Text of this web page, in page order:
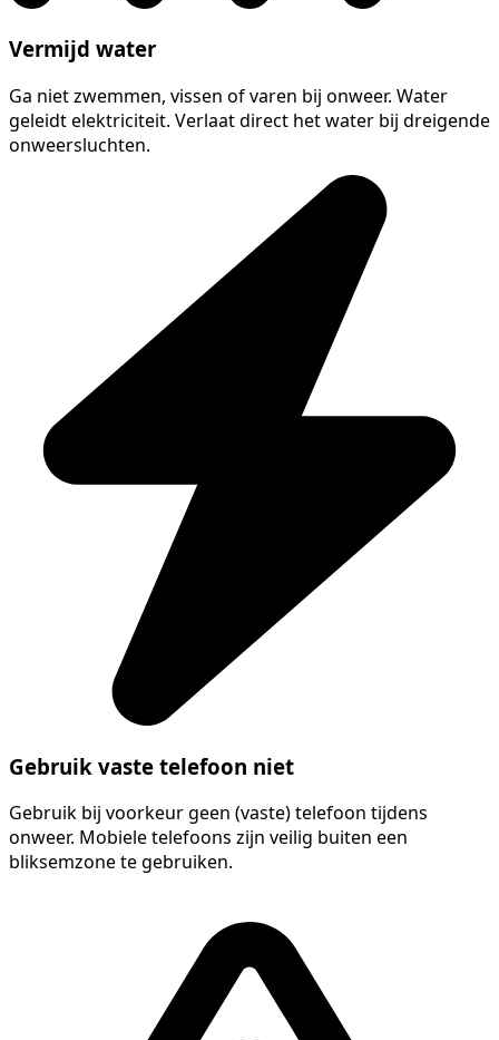
Vermijd water
Ga niet zwemmen, vissen of varen bij onweer. Water
geleidt elektriciteit. Verlaat direct het water bij dreigende
onweersluchten.
Gebruik vaste telefoon niet
Gebruik bij voorkeur geen (vaste) telefoon tijdens
onweer. Mobiele telefoons zijn veilig buiten een
bliksemzone te gebruiken.